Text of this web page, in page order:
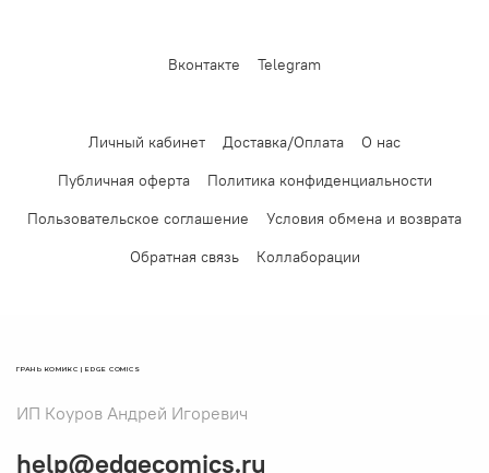
Вконтакте Telegram
Личный кабинет Доставка/Оплата
О нас
Публичная оферта
Политика конфиденциальности
Пользовательское соглашение
Условия обмена и возврата
Обратная связь
Коллаборации
ГРАНЬ КОМИКС | EDGE COMICS
ИП Коуров Андрей Игоревич
help@edgecomics.ru